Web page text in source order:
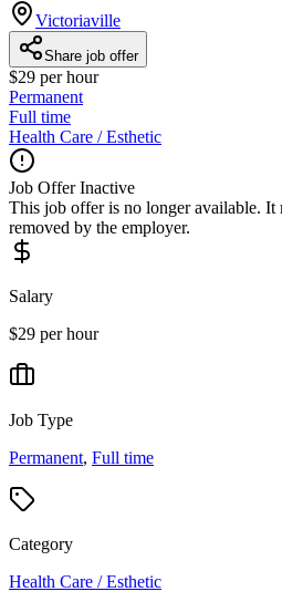
Victoriaville
Share job offer
$29 per hour
Permanent
Full time
Health Care / Esthetic
Job Offer Inactive
This job offer is no longer available. It
removed by the employer.
Salary
$29 per hour
Job Type
Permanent, Full time
Category
Health Care / Esthetic